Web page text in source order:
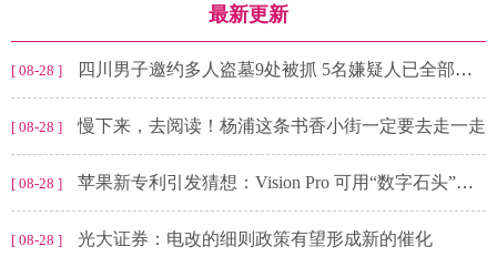
最新更新
[ 08-28 ] 四川男子邀约多人盗墓9处被抓 5名嫌疑人已全部抓获
[ 08-28 ] 慢下来，去阅读！杨浦这条书香小街一定要去走一走
[ 08-28 ] 苹果新专利引发猜想：Vision Pro 可用“数字石头”存储虚拟内容
[ 08-28 ] 光大证券：电改的细则政策有望形成新的催化